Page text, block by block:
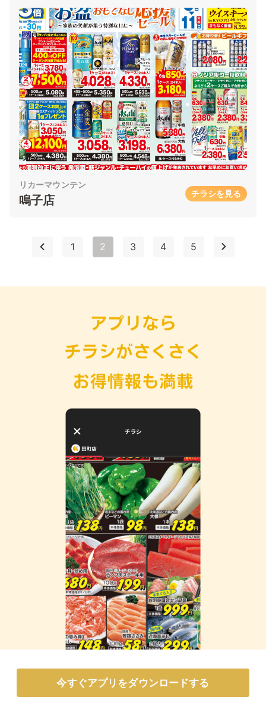
リカーマウンテン
鳴子店 チラシを見る
1 2 3 4 5
今すぐアプリをダウンロードする